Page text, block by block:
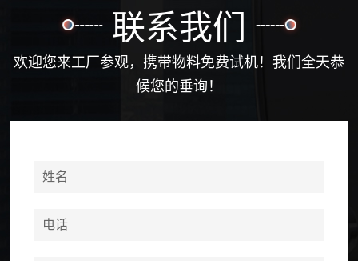
联系我们
欢迎您来工厂参观，携带物料免费试机！我们全天恭
候您的垂询！